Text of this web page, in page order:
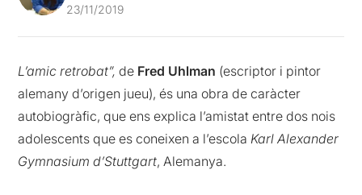
23/11/2019
L’amic retrobat”, de Fred Uhlman (escriptor i pintor
alemany d’origen jueu), és una obra de caràcter
autobiogràfic, que ens explica l’amistat entre dos nois
adolescents que es coneixen a l’escolaKarl Alexander
Gymnasium d’Stuttgart, Alemanya.